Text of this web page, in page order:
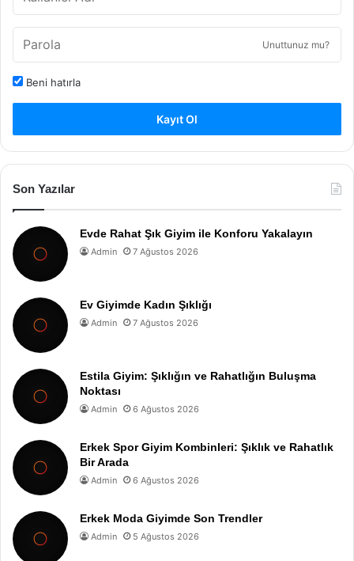
Unuttunuz mu?
Beni hatırla
Kayıt Ol
Son Yazılar
Evde Rahat Şık Giyim ile Konforu Yakalayın
Admin 7 Ağustos 2026
Ev Giyimde Kadın Şıklığı
Admin 7 Ağustos 2026
Estila Giyim: Şıklığın ve Rahatlığın Buluşma
Noktası
Admin 6 Ağustos 2026
Erkek Spor Giyim Kombinleri: Şıklık ve Rahatlık
Bir Arada
Admin 6 Ağustos 2026
Erkek Moda Giyimde Son Trendler
Admin 5 Ağustos 2026